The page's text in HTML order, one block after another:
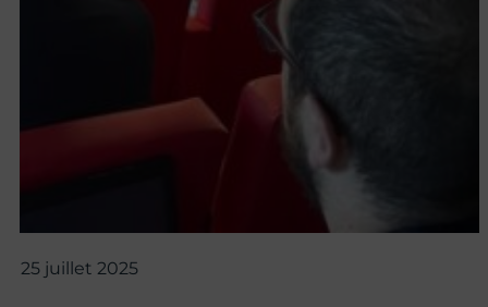
25 juillet 2025